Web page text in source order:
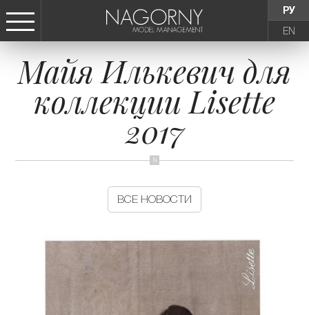
РУ
EN
СТАТЬ МОДЕЛЬЮ
ДЕВУШКИ
ТИНЕЙДЖЕРЫ
ДЕТИ
Майя Илькевич для
коллекции Lisette
2017
ВСЕ НОВОСТИ